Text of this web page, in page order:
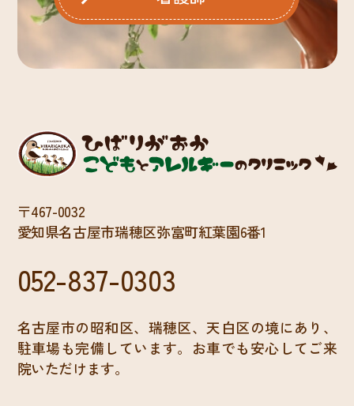
〒467-0032
愛知県名古屋市瑞穂区弥富町紅葉園6番1
052-837-0303
名古屋市の昭和区、瑞穂区、天白区の境にあり、
駐車場も完備しています。お車でも安心してご来
院いただけます。